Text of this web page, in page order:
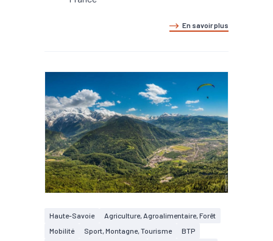
En savoir plus
Haute-Savoie
Agriculture, Agroalimentaire, Forêt
Mobilité
Sport, Montagne, Tourisme
BTP